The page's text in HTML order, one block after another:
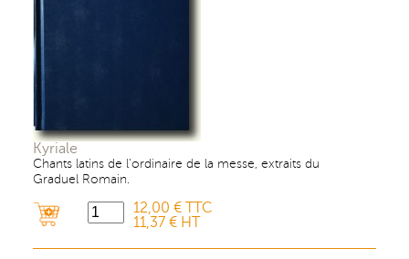
Kyriale
Chants latins de l'ordinaire de la messe, extraits du
Graduel Romain.
12,00 € TTC
11,37 € HT